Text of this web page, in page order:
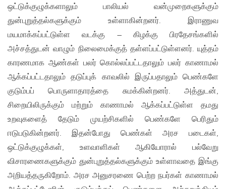
ஒட்டுக்குழுக்களாலும் பாலியல் வன்முறைகளுக்கும்
துன்புறுத்தல்களுக்கும் உள்ளாகின்றனர். இராணுவ
மயமாக்கப்பட்டுள்ள வடக்கு – கிழக்கு பிரதேசங்களில்
அச்சத்துடன் வாழும் நிலைமைக்குத் தள்ளப்பட்டுள்ளனர். யுத்தம்
காரணமாக ஆண்கள் பலர் கொல்லப்பட்டதாலும் பலர் காணாமல்
ஆக்கப்பட்டதாலும் தடுப்புக் காவலில் இருப்பதாலும் பெண்களே
குடும்பப் பொருளாதாரத்தை சுமக்கின்றனர். அத்துடன்,
சிறையிலிருக்கும் மற்றும் காணாமல் ஆக்கப்பட்டுள்ள தமது
உறவுகளைத் தேடும் முயற்சிகளில் பெண்களே பெரிதும்
ஈடுபடுகின்றனர். இதன்போது பெண்கள் அரச படைகள்,
ஒட்டுக்குழுக்கள், உளவாளிகள் ஆகியோரால் பல்வேறு
விசாரணைகளுக்கும் துன்புறுத்தல்களுக்கும் உள்ளாவதை இங்கு
அறியத்தருகிறோம். அரச அனுசரணை பெற்ற நபர்கள் காணாமல்